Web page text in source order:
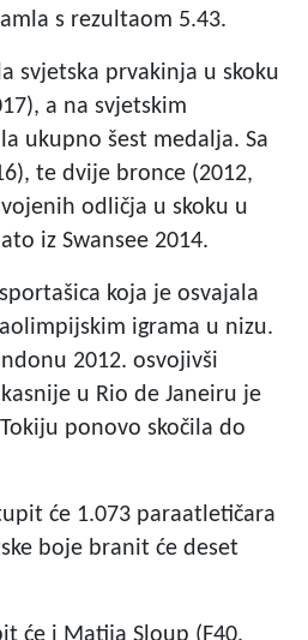
s rezultaom 5.43.
svjetska prvakinja u skoku
a na svjetskim
ukupno šest medalja. Sa
te dvije bronce (2012,
odličja u skoku u
iz Swansee 2014.
koja je osvajala
igrama u nizu.
2012. osvojivši
u Rio de Janeiru je
ponovo skočila do
će 1.073 paraatletičara
boje branit će deset
će i Matija Sloup (F40,